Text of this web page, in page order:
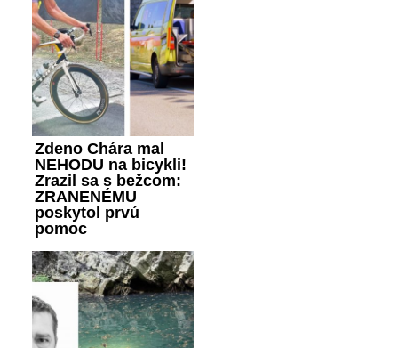
Zdeno Chára mal
NEHODU na bicykli!
Zrazil sa s bežcom:
ZRANENÉMU
poskytol prvú
pomoc